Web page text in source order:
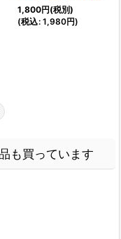
1,800円(税別)
(税込: 1,980円)
も買っています